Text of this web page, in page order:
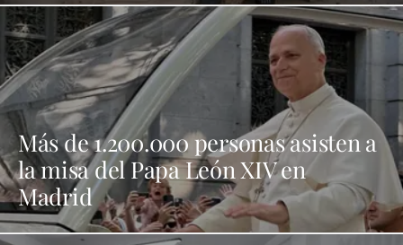
Más de 1.200.000 personas asisten a
la misa del Papa León XIV en
Madrid